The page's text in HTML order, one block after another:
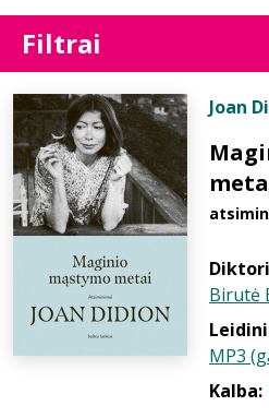
Filtrai
Joan
Birutė
MP3
Kalba: